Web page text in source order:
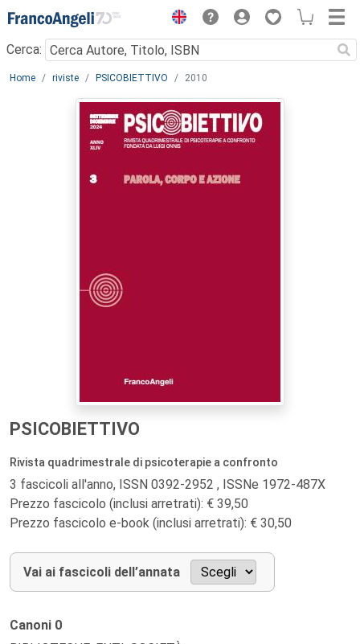
Menu
Cerca:
Main content
Home riviste PSICOBIETTIVO 2010
PSICOBIETTIVO
Rivista quadrimestrale di psicoterapie a confronto
3 fascicoli all'anno, ISSN 0392-2952 , ISSNe 1972-487X
Prezzo fascicolo (inclusi arretrati): € 39,50
Prezzo fascicolo e-book (inclusi arretrati): € 30,50
Vai ai fascicoli dell’annata
Canoni 0